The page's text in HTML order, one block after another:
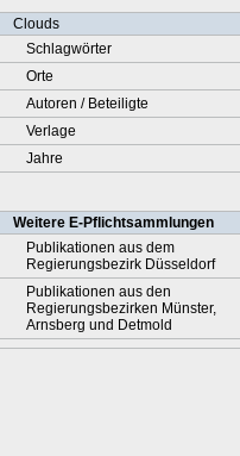
Clouds
Schlagwörter
Orte
Autoren / Beteiligte
Verlage
Jahre
Weitere E-Pflichtsammlungen
Publikationen aus dem
Regierungsbezirk Düsseldorf
Publikationen aus den
Regierungsbezirken Münster,
Arnsberg und Detmold